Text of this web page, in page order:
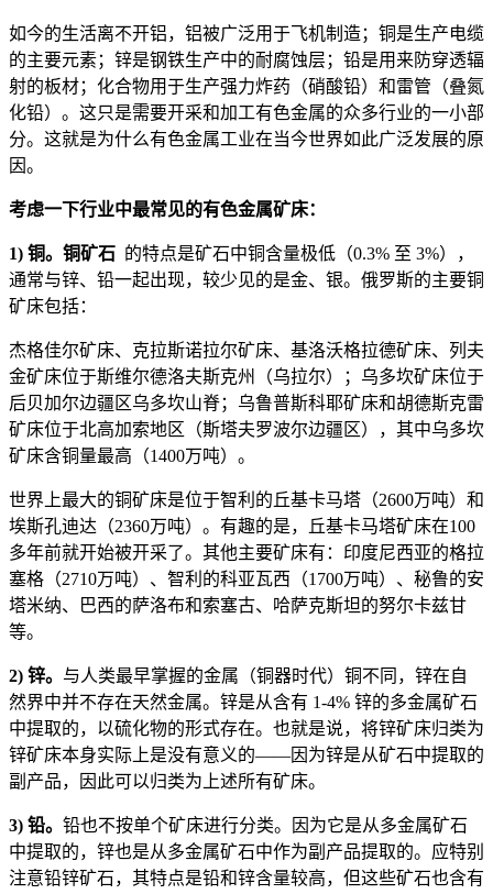
如今的生活离不开铝，铝被广泛用于飞机制造；铜是生产电缆
的主要元素；锌是钢铁生产中的耐腐蚀层；铅是用来防穿透辐
射的板材；化合物用于生产强力炸药（硝酸铅）和雷管（叠氮
化铅）。这只是需要开采和加工有色金属的众多行业的一小部
分。这就是为什么有色金属工业在当今世界如此广泛发展的原
因。
考虑一下行业中最常见的有色金属矿床：
1) 铜。铜矿石 的特点是矿石中铜含量极低（0.3% 至 3%），
通常与锌、铅一起出现，较少见的是金、银。俄罗斯的主要铜
矿床包括：
杰格佳尔矿床、克拉斯诺拉尔矿床、基洛沃格拉德矿床、列夫
金矿床位于斯维尔德洛夫斯克州（乌拉尔）；乌多坎矿床位于
后贝加尔边疆区乌多坎山脊；乌鲁普斯科耶矿床和胡德斯克雷
矿床位于北高加索地区（斯塔夫罗波尔边疆区），其中乌多坎
矿床含铜量最高（1400万吨）。
世界上最大的铜矿床是位于智利的丘基卡马塔（2600万吨）和
埃斯孔迪达（2360万吨）。有趣的是，丘基卡马塔矿床在100
多年前就开始被开采了。其他主要矿床有：印度尼西亚的格拉
塞格（2710万吨）、智利的科亚瓦西（1700万吨）、秘鲁的安
塔米纳、巴西的萨洛布和索塞古、哈萨克斯坦的努尔卡兹甘
等。
2) 锌。 与人类最早掌握的金属（铜器时代）铜不同，锌在自
然界中并不存在天然金属。锌是从含有 1-4% 锌的多金属矿石
中提取的，以硫化物的形式存在。也就是说，将锌矿床归类为
锌矿床本身实际上是没有意义的——因为锌是从矿石中提取的
副产品，因此可以归类为上述所有矿床。
3) 铅。 铅也不按单个矿床进行分类。因为它是从多金属矿石
中提取的，锌也是从多金属矿石中作为副产品提取的。应特别
注意铅锌矿石，其特点是铅和锌含量较高，但这些矿石也含有